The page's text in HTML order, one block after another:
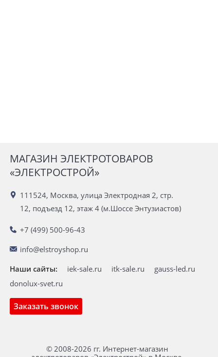
МАГАЗИН ЭЛЕКТРОТОВАРОВ
«ЭЛЕКТРОСТРОЙ»
111524, Москва, улица Электродная 2, стр.
12, подъезд 12, этаж 4 (м.Шоссе Энтузиастов)
+7 (499) 500-96-43
info@elstroyshop.ru
Заказать звонок
Наши сайты: iek-sale.ru itk-sale.ru
gauss-led.ru
donolux-svet.ru
© 2008-2026 гг. Интернет-магазин